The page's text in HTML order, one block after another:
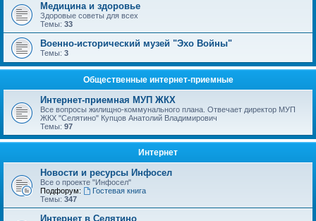
Медицина и здоровье
Здоровые советы для всех
Темы: 33
Военно-исторический музей "Эхо Войны"
Темы: 3
Общественные интернет-приемные
Интернет-приемная МУП ЖКХ
Все вопросы жилищно-коммунального плана. Отвечает директор МУП
ЖКХ "Селятино" Купцов Анатолий Владимирович
Темы: 97
Интернет
Новости и ресурсы Инфосел
Все о проекте "Инфосел"
Подфорум:
Гостевая книга
Темы: 347
Интернет в Селятино